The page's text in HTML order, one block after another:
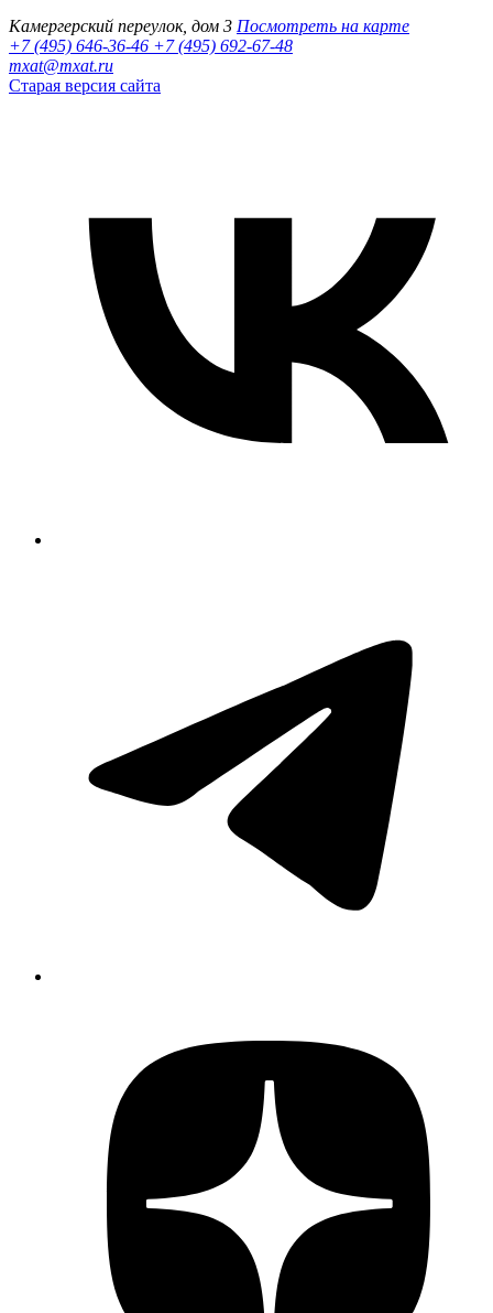
Камергерский переулок, дом 3 Посмотреть на карте
+7 (495) 646-36-46 +7 (495) 692-67-48‬
mxat@mxat.ru
Старая версия сайта